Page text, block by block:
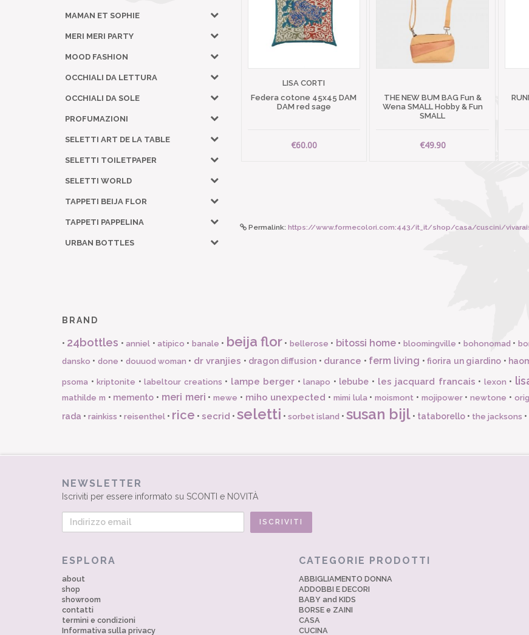
MAMAN ET SOPHIE
MERI MERI PARTY
MOOD FASHION
OCCHIALI DA LETTURA
OCCHIALI DA SOLE
PROFUMAZIONI
SELETTI ART DE LA TABLE
SELETTI TOILETPAPER
SELETTI WORLD
TAPPETI BEIJA FLOR
TAPPETI PAPPELINA
URBAN BOTTLES
LISA CORTI
Federa cotone 45x45 DAM
DAM red sage
€60.00
THE NEW BUM BAG Fun &
Wena SMALL Hobby & Fun
SMALL
€49.90
Permalink: https://www.formecolori.com:443/it_it/shop/casa/cuscini/
BRAND
• 24bottles •anniel •atipico • banale • beija flor • bellerose • bitossi home • bloomingville • bohonomad •
dansko • done • douuod woman • dr vranjies • dragon diffusion • durance • ferm living •fiorira un giardino •
psoma •kriptonite •labeltour creations • lampe berger •lanapo • lebube • les jacquard francais • lexon •
mathilde m • memento • meri meri •mewe • miho unexpected • mimi lula •moismont • mojipower•newtone •
rada • rainkiss • reisenthel • rice • secrid • seletti • sorbet island • susan bijl • tataborello • the jacksons •
NEWSLETTER
Iscriviti per essere informato su SCONTI e NOVITÀ
ESPLORA
about
shop
showroom
contatti
termini e condizioni
Informativa sulla privacy
CATEGORIE PRODOTTI
ABBIGLIAMENTO DONNA
ADDOBBI E DECORI
BABY and KIDS
BORSE e ZAINI
CASA
CUCINA